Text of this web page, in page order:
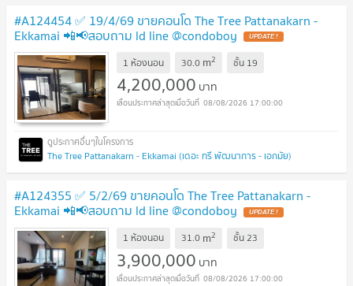
#A124454 ✅ 19/4/69 ขายคอนโด The Tree Pattanakarn -
Ekkamai 📲📢สอบถาม ld line @condoboy UPDATE !
1 ห้องนอน 30.0 m2 ชั้น 19
4,200,000 บาท
08/08/2026 17:00:00
The Tree Pattanakarn - Ekkamai (เดอะ ทรี พัฒนาการ - เอกมัย)
#A124355 ✅ 5/2/69 ขายคอนโด The Tree Pattanakarn -
Ekkamai 📲📢สอบถาม ld line @condoboy UPDATE !
1 ห้องนอน 31.0 m2 ชั้น23
3,900,000 บาท
08/08/2026 17:00:00